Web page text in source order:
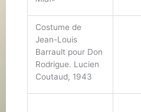
Costume de
Jean-Louis
Barrault pour Don
Rodrigue. Lucien
Coutaud, 1943